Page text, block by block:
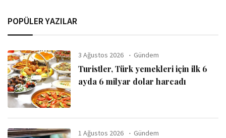
POPÜLER YAZILAR
3 Ağustos 2026 Gündem
Turistler, Türk yemekleri için ilk 6
ayda 6 milyar dolar harcadı
1 Ağustos 2026 Gündem